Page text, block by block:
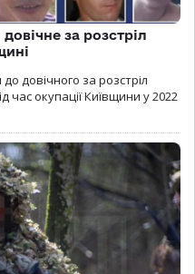
за розстріл
довічного за розстріл
час окупації Київщини у 2022